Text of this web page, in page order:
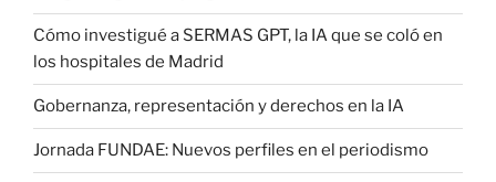
Cómo investigué a SERMAS GPT, la IA que se coló en
los hospitales de Madrid
Gobernanza, representación y derechos en la IA
Jornada FUNDAE: Nuevos perfiles en el periodismo